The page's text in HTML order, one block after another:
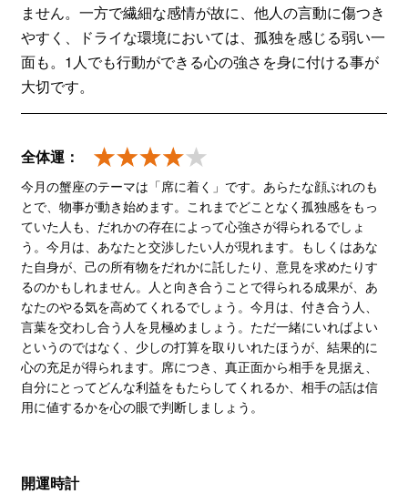
ません。一方で繊細な感情が故に、他人の言動に傷つき
やすく、ドライな環境においては、孤独を感じる弱い一
面も。1人でも行動ができる心の強さを身に付ける事が
大切です。
全体運：
今月の蟹座のテーマは「席に着く」です。あらたな顔ぶれのも
とで、物事が動き始めます。これまでどことなく孤独感をもっ
ていた人も、だれかの存在によって心強さが得られるでしょ
う。今月は、あなたと交渉したい人が現れます。もしくはあな
た自身が、己の所有物をだれかに託したり、意見を求めたりす
るのかもしれません。人と向き合うことで得られる成果が、あ
なたのやる気を高めてくれるでしょう。今月は、付き合う人、
言葉を交わし合う人を見極めましょう。ただ一緒にいればよい
というのではなく、少しの打算を取りいれたほうが、結果的に
心の充足が得られます。席につき、真正面から相手を見据え、
自分にとってどんな利益をもたらしてくれるか、相手の話は信
用に値するかを心の眼で判断しましょう。
開運時計